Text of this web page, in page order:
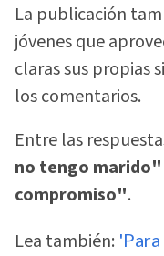
La publicación
jóvenes que
claras sus propias
los comentarios.
Entre las
no tengo marido"
compromiso".
Lea también: